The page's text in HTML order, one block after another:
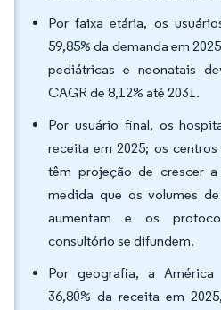
Por faixa etária, os
59,85% da demanda em
pediátricas e neonatais
CAGR de 8,12% até 2031.
Por usuário final, os
receita em 2025; os
têm projeção de crescer
medida que os volumes
aumentam e os
consultório se difundem.
Por geografia, a
36,80% da receita em